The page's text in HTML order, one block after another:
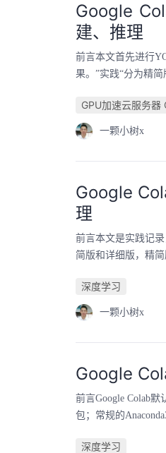
Google
建、推理
前言本文首先进行
果。”实践“分为精
GPU加速云服务器
一颗小树x
Google
理
前言本文是实践记
简版和详细版，精
深度学习
一颗小树x
Google
前言Google Colab
包；常规的
深度学习